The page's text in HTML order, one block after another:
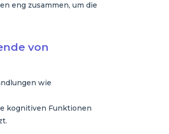
eng zusammen, um die
von
wie
kognitiven Funktionen